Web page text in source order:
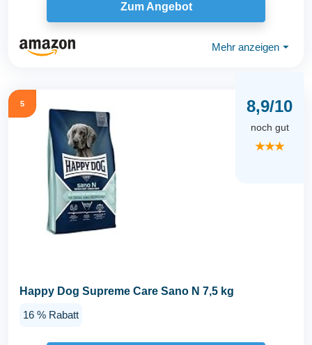
Zum Angebot
Mehr anzeigen ⏷
5 8,9/10
noch gut
★★★
Happy Dog Supreme Care Sano N 7,5 kg
16 % Rabatt